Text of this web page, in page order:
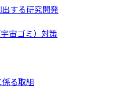
する研究開発
宙ゴミ）対策
る取組